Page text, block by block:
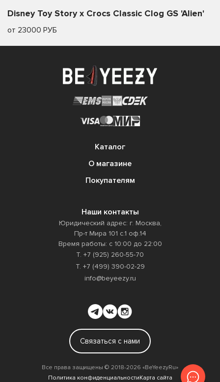
Disney Toy Story x Crocs Classic Clog GS 'Alien'
от 23000 РУБ
Каталог
О магазине
Покупателям
Наши контакты
Юридический адрес: г. Москва,
Пр-т Мира 101 с.1 оф.14
Время работы: с 10:00 до 22:00
Т. +7 (925) 260-55-70
Т. +7 (499) 390-02-29
info@beyeezy.ru
Связаться с нами
Все права защищены ©️ 2018-2026 «BeYeezyRu»
Политика конфиденциальностиКарта сайта